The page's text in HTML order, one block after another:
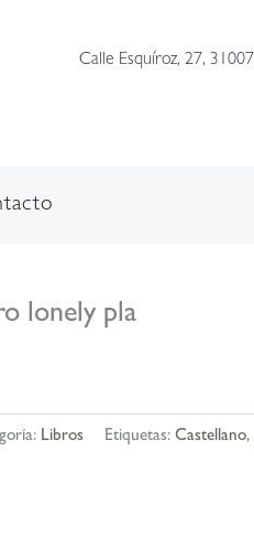
Calle Esquíroz, 27,
lonely pla
Libros Etiquetas: Castellano,